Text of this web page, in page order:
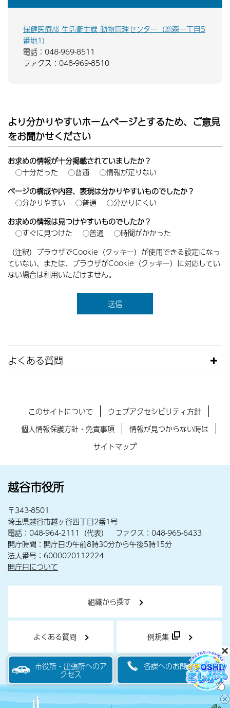
保健医療部 生活衛生課 動物管理センター（増森一丁目5
番地1）
電話：048-969-8511
ファクス：048-969-8510
より分かりやすいホームページとするため、ご意見
をお聞かせください
お求めの情報が十分掲載されていましたか？
十分だった
普通
情報が足りない
ページの構成や内容、表現は分かりやすいものでしたか？
分かりやすい
普通
分かりにくい
お求めの情報は見つけやすいものでしたか？
すぐに見つけた
普通
時間がかかった
（注釈）ブラウザでCookie（クッキー）が使用できる設定になっ
ていない、または、ブラウザがCookie（クッキー）に対応してい
ない場合は利用いただけません。
よくある質問
このサイトについて
ウェブアクセシビリティ方針
個人情報保護方針・免責事項
情報が見つからない時は
サイトマップ
越谷市役所
〒343-8501
埼玉県越谷市越ヶ谷四丁目2番1号
電話：048-964-2111（代表） ファクス：048-965-6433
開庁時間：開庁日の午前8時30分から午後5時15分
法人番号：6000020112224
開庁日について
組織から探す
よくある質問 例規集
市役所・出張所へのア
クセス
各課へのお問い合わせ